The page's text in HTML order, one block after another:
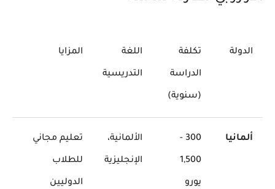
الدولة تكلفة
الدراسة
(سنوية)
اللغة
التدريسية
المزايا
ألمانيا 300 -
1,500
يورو
الألمانية،
الإنجليزية
تعليم مجاني
للطلاب
الدوليين